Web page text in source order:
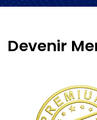
Devenir